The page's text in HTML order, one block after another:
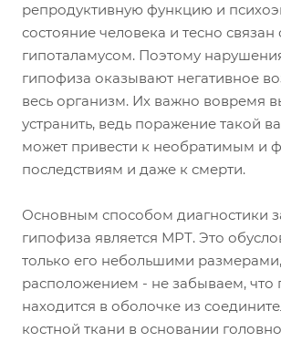
репродуктивную функцию и
состояние человека и тесно связан
гипоталамусом. Поэтому
гипофиза оказывают негативное
весь организм. Их важно вовремя
устранить, ведь поражение такой
может привести к необратимым и
последствиям и даже к смерти.
Основным способом диагностики
гипофиза является МРТ. Это
только его небольшими
расположением - не забываем, что
находится в оболочке из
костной ткани в основании